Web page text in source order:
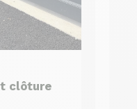
clôture